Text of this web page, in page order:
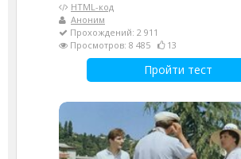
HTML-код
Аноним
Прохождений: 2 911
Просмотров: 8 485
13
Пройти тест